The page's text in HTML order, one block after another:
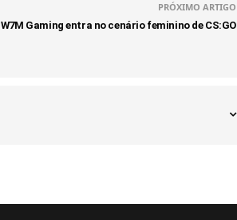
PRÓXIMO ARTIGO
W7M Gaming entra no cenário feminino de CS:GO